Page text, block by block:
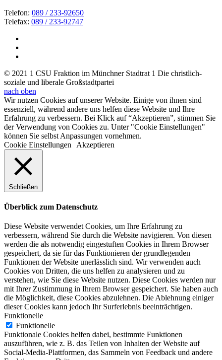
Telefon: 089 / 233-92650
Telefax: 089 / 233-92747
© 2021 1 CSU Fraktion im Münchner Stadtrat 1 Die christlich-
soziale und liberale Großstadtpartei
nach oben
Wir nutzen Cookies auf unserer Website. Einige von ihnen sind
essenziell, während andere uns helfen diese Website und Ihre
Erfahrung zu verbessern. Bei Klick auf “Akzeptieren”, stimmen Sie
der Verwendung von Cookies zu. Unter "Cookie Einstellungen"
können Sie selbst Anpassungen vornehmen.
Cookie Einstellungen
Akzeptieren
Schließen
Überblick zum Datenschutz
Diese Website verwendet Cookies, um Ihre Erfahrung zu
verbessern, während Sie durch die Website navigieren. Von diesen
werden die als notwendig eingestuften Cookies in Ihrem Browser
gespeichert, da sie für das Funktionieren der grundlegenden
Funktionen der Website unerlässlich sind. Wir verwenden auch
Cookies von Dritten, die uns helfen zu analysieren und zu
verstehen, wie Sie diese Website nutzen. Diese Cookies werden nur
mit Ihrer Zustimmung in Ihrem Browser gespeichert. Sie haben auch
die Möglichkeit, diese Cookies abzulehnen. Die Ablehnung einiger
dieser Cookies kann jedoch Ihr Surferlebnis beeinträchtigen.
Funktionelle
Funktionelle
Funktionale Cookies helfen dabei, bestimmte Funktionen
auszuführen, wie z. B. das Teilen von Inhalten der Website auf
Social-Media-Plattformen, das Sammeln von Feedback und andere